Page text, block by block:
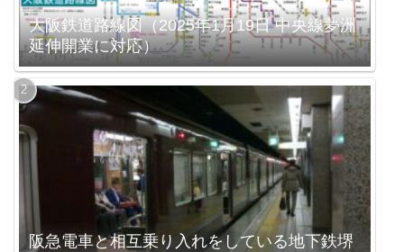
大阪鉄道路線図（2025年1月19日 中央線夢洲
延伸開業に対応）
阪急電車と相互乗り入れをしている地下鉄堺